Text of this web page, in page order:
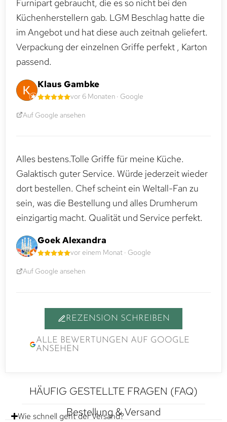
Furnipart gebraucht, die es so nicht bei den
Küchenherstellern gab. LGM Beschlag hatte die
im Angebot und hat diese auch zeitnah geliefert.
Verpackung der einzelnen Griffe perfekt , Karton
passend.
Klaus Gambke
vor 6 Monaten · Google
Auf Google ansehen
Alles bestens.Tolle Griffe für meine Küche.
Galaktisch guter Service. Würde jederzeit wieder
dort bestellen. Chef scheint ein Weltall-Fan zu
sein, was die Bestellung und alles Drumherum
einzigartig macht. Qualität und Service perfekt.
Goek Alexandra
vor einem Monat · Google
Auf Google ansehen
REZENSION SCHREIBEN
ALLE BEWERTUNGEN AUF GOOGLE
ANSEHEN
HÄUFIG GESTELLTE FRAGEN (FAQ)
Bestellung & Versand
Wie schnell geht der Versand?